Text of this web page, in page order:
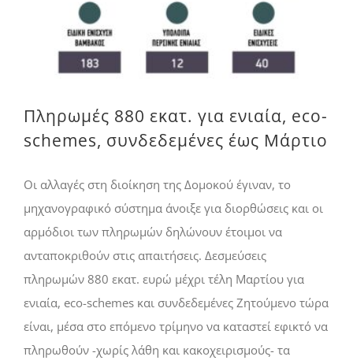
Πληρωμές 880 εκατ. για ενιαία, eco-
schemes, συνδεδεμένες έως Μάρτιο
Οι αλλαγές στη διοίκηση της ∆οµοκού έγιναν, το
µηχανογραφικό σύστηµα άνοιξε για διορθώσεις και οι
αρµόδιοι των πληρωµών δηλώνουν έτοιµοι να
ανταποκριθούν στις απαιτήσεις. Δεσμεύσεις
πληρωμών 880 εκατ. ευρώ μέχρι τέλη Μαρτίου για
ενιαία, eco-schemes και συνδεδεμένες Ζητούµενο τώρα
είναι, µέσα στο επόµενο τρίµηνο να καταστεί εφικτό να
πληρωθούν -χωρίς λάθη και κακοχειρισµούς- τα